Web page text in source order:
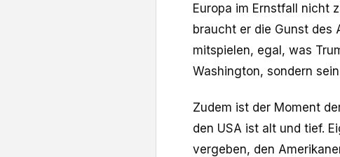
Europa im Ernstfall nicht
braucht er die Gunst des
mitspielen, egal, was
Washington, sondern
Zudem ist der Moment
den USA ist alt und tief.
vergeben, den